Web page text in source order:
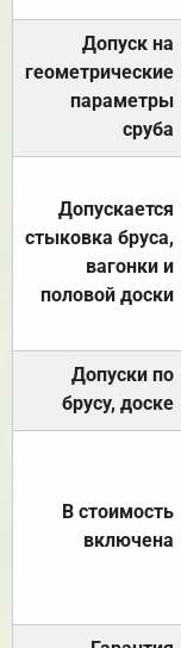
Допуск на
геометрические
параметры
сруба
Допускается
стыковка бруса,
вагонки и
половой доски
Допуски по
брусу, доске
В стоимость
включена